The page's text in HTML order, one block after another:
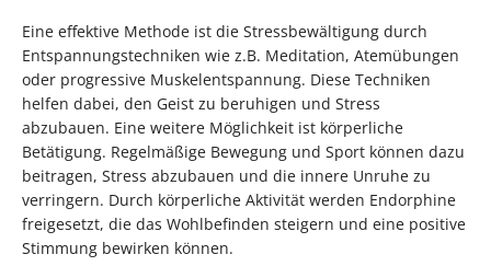
Eine effektive Methode ist die Stressbewältigung durch
Entspannungstechniken wie z.B. Meditation, Atemübungen
oder progressive Muskelentspannung. Diese Techniken
helfen dabei, den Geist zu beruhigen und Stress
abzubauen. Eine weitere Möglichkeit ist körperliche
Betätigung. Regelmäßige Bewegung und Sport können dazu
beitragen, Stress abzubauen und die innere Unruhe zu
verringern. Durch körperliche Aktivität werden Endorphine
freigesetzt, die das Wohlbefinden steigern und eine positive
Stimmung bewirken können.